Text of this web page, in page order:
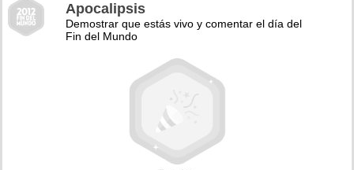
Apocalipsis
Demostrar que estás vivo y comentar el día del
Fin del Mundo